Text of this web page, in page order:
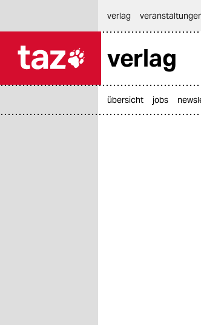

themen
verlag
verlag
übersicht jobs